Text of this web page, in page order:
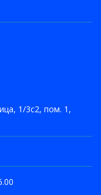
1/3с2, пом. 1,